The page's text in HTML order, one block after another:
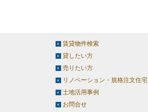
賃貸物件検索
貸したい方
売りたい方
リノベーション・規格注文住宅
土地活用事例
お問合せ